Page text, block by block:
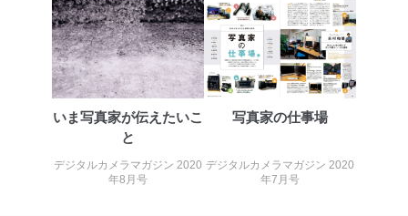
苦情及び相談受付け窓口
貴殿の個人情報及び当社の個人情報保護マネジメントシ
ステムに関するご相談及び苦情については以下までご連
絡ください。
適切、かつ迅速に対応させていただきます。
株式会社富士山マガジンサービス 個人情報問い合わせ
係
TEL：0570-200-223
いま写真家が伝えたいこ
と
デジタルカメラマガジン 2020
年8月号
写真家の仕事場
デジタルカメラマガジン 2020
年7月号